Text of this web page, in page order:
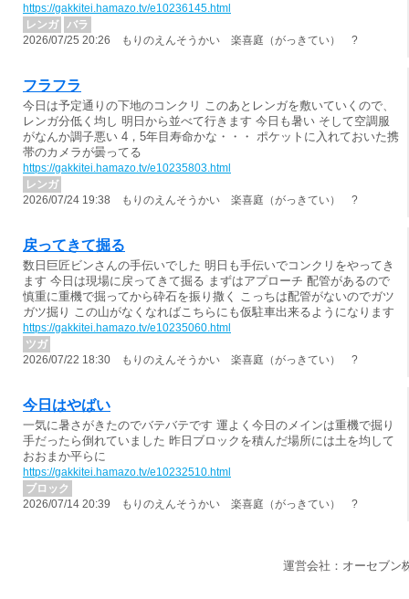
https://gakkitei.hamazo.tv/e10236145.html
レンガ
バラ
2026/07/25 20:26 もりのえんそうかい 楽喜庭（がっきてい） ?
フラフラ
今日は予定通りの下地のコンクリ このあとレンガを敷いていくので、
レンガ分低く均し 明日から並べて行きます 今日も暑い そして空調服
がなんか調子悪い 4，5年目寿命かな・・・ ポケットに入れておいた携
帯のカメラが曇ってる
https://gakkitei.hamazo.tv/e10235803.html
レンガ
2026/07/24 19:38 もりのえんそうかい 楽喜庭（がっきてい） ?
戻ってきて掘る
数日巨匠ビンさんの手伝いでした 明日も手伝いでコンクリをやってき
ます 今日は現場に戻ってきて掘る まずはアプローチ 配管があるので
慎重に重機で掘ってから砕石を振り撒く こっちは配管がないのでガツ
ガツ掘り この山がなくなればこちらにも仮駐車出来るようになります
https://gakkitei.hamazo.tv/e10235060.html
ツガ
2026/07/22 18:30 もりのえんそうかい 楽喜庭（がっきてい） ?
今日はやばい
一気に暑さがきたのでバテバテです 運よく今日のメインは重機で掘り
手だったら倒れていました 昨日ブロックを積んだ場所には土を均して
おおまか平らに
https://gakkitei.hamazo.tv/e10232510.html
ブロック
2026/07/14 20:39 もりのえんそうかい 楽喜庭（がっきてい） ?
運営会社：オーセブン